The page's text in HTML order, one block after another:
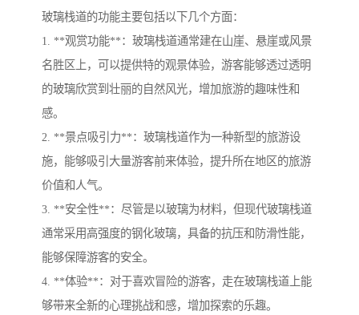
玻璃栈道的功能主要包括以下几个方面：
1. **观赏功能**：玻璃栈道通常建在山崖、悬崖或风景
名胜区上，可以提供特的观景体验，游客能够透过透明
的玻璃欣赏到壮丽的自然风光，增加旅游的趣味性和
感。
2. **景点吸引力**：玻璃栈道作为一种新型的旅游设
施，能够吸引大量游客前来体验，提升所在地区的旅游
价值和人气。
3. **安全性**：尽管是以玻璃为材料，但现代玻璃栈道
通常采用高强度的钢化玻璃，具备的抗压和防滑性能，
能够保障游客的安全。
4. **体验**：对于喜欢冒险的游客，走在玻璃栈道上能
够带来全新的心理挑战和感，增加探索的乐趣。